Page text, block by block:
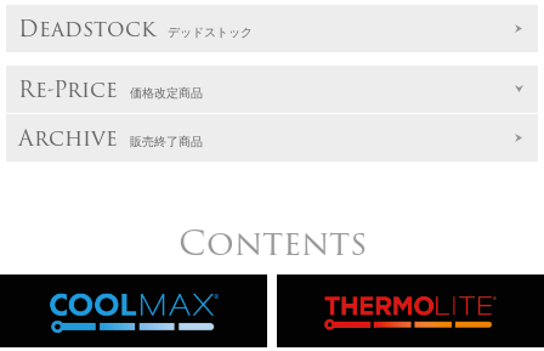
Deadstock デッドストック
Re-Price 価格改定商品
Archive 販売終了商品
Contents